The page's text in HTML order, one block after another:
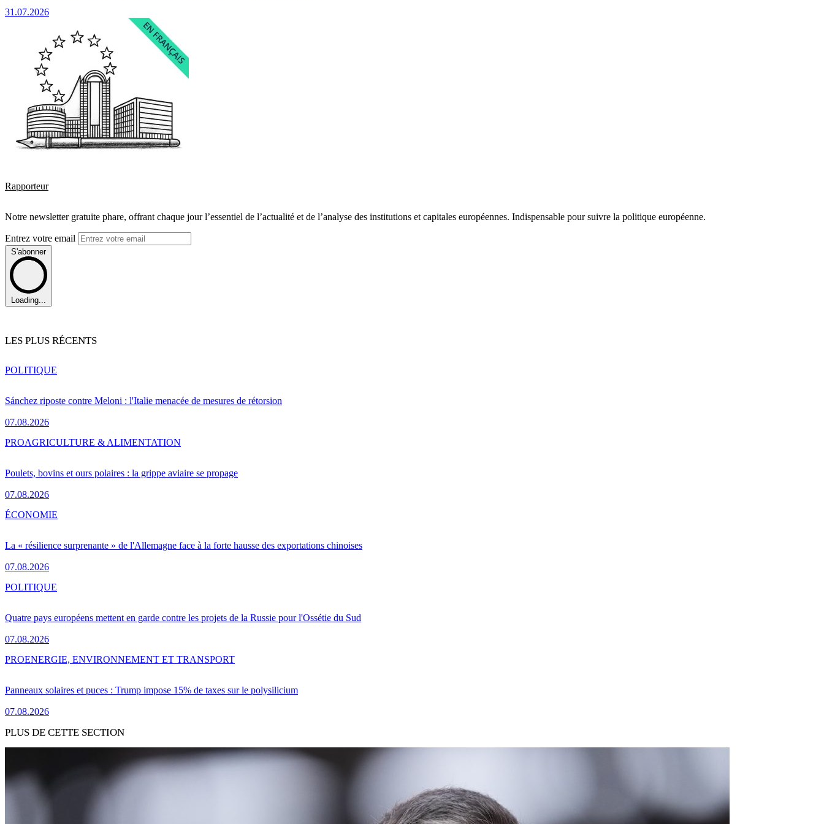
31.07.2026
Rapporteur
Notre newsletter gratuite phare, offrant chaque jour l’essentiel de l’actualité et de l’analyse des institutions et capitales européennes. Indispensable pour suivre la politique européenne.
Entrez votre email
S'abonner
Loading...
LES PLUS RÉCENTS
Sánchez riposte contre Meloni : l'Italie menacée de mesures de rétorsion
07.08.2026
POLITIQUE
Poulets, bovins et ours polaires : la grippe aviaire se propage
07.08.2026
PROAGRICULTURE & ALIMENTATION
La « résilience surprenante » de l'Allemagne face à la forte hausse des exportations chinoises
07.08.2026
ÉCONOMIE
Quatre pays européens mettent en garde contre les projets de la Russie pour l'Ossétie du Sud
07.08.2026
POLITIQUE
Panneaux solaires et puces : Trump impose 15% de taxes sur le polysilicium
07.08.2026
PROENERGIE, ENVIRONNEMENT ET TRANSPORT
PLUS DE CETTE SECTION